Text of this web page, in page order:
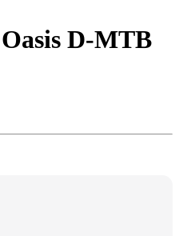
D-MTB